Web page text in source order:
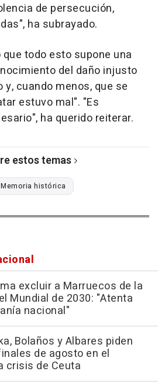
de persecución,
ha subrayado.
que todo esto supone una
del daño injusto
cuando menos, que se
estuvo mal". "Es
ha querido reiterar.
estos temas
Memoria histórica
excluir a Marruecos de la
Mundial de 2030: "Atenta
nacional"
Bolaños y Albares piden
de agosto en el
crisis de Ceuta